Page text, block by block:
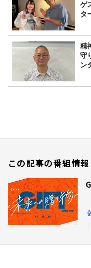
ゲ
タ
精
守
ン
この記事の番組情報